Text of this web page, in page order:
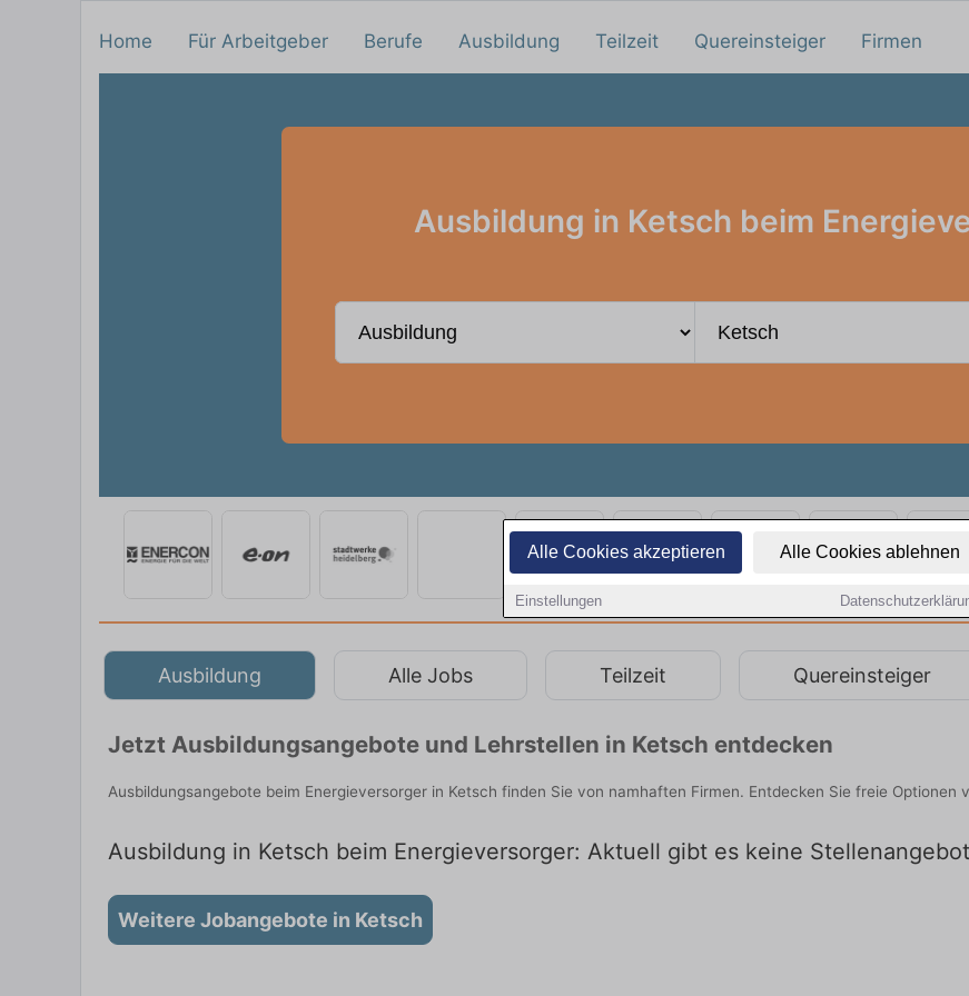
Alle Cookies akzeptieren Alle Cookies ablehnen
Einstellungen
Home Für Arbeitgeber Berufe Ausbildung Teilzeit Quereinsteiger Firmen
Ausbildung in Ketsch beim
Ausbildung Alle Jobs Teilzeit Quereinsteiger
Jetzt Ausbildungsangebote und Lehrstellen in Ketsch entdecken
Ausbildungsangebote beim Energieversorger in Ketsch finden Sie von namhaften Firmen. Entdecken Sie freie
Ausbildung in Ketsch beim Energieversorger: Aktuell gibt es keine
Weitere Jobangebote in Ketsch